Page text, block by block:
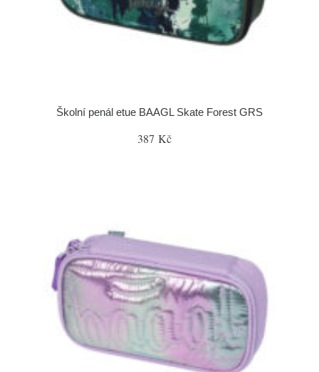
Školní penál etue BAAGL Skate Forest GRS
387 Kč